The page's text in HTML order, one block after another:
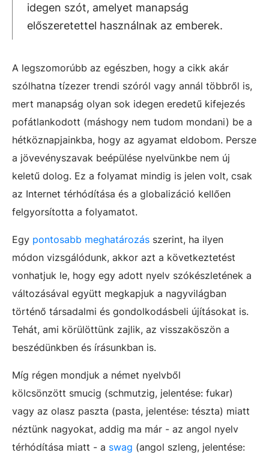
idegen szót, amelyet manapság
előszeretettel használnak az emberek.
A legszomorúbb az egészben, hogy a cikk akár
szólhatna tízezer trendi szóról vagy annál többről is,
mert manapság olyan sok idegen eredetű kifejezés
pofátlankodott (máshogy nem tudom mondani) be a
hétköznapjainkba, hogy az agyamat eldobom. Persze
a jövevényszavak beépülése nyelvünkbe nem új
keletű dolog. Ez a folyamat mindig is jelen volt, csak
az Internet térhódítása és a globalizáció kellően
felgyorsította a folyamatot.
Egy pontosabb meghatározás szerint, ha ilyen
módon vizsgálódunk, akkor azt a következtetést
vonhatjuk le, hogy egy adott nyelv szókészletének a
változásával együtt megkapjuk a nagyvilágban
történő társadalmi és gondolkodásbeli újításokat is.
Tehát, ami körülöttünk zajlik, az visszaköszön a
beszédünkben és írásunkban is.
Míg régen mondjuk a német nyelvből
kölcsönzött smucig (schmutzig, jelentése: fukar)
vagy az olasz paszta (pasta, jelentése: tészta) miatt
néztünk nagyokat, addig ma már - az angol nyelv
térhódítása miatt - a swag (angol szleng, jelentése: